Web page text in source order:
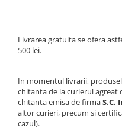
Unisex
Curele Apple Watch
Curele Casio
Curele cauciuc
Livrarea gratuita se ofera
500 lei.
In momentul livrarii,
chitanta de la curierul agreat
chitanta emisa de firmaS.C.
altor curieri, precum si
cazul).